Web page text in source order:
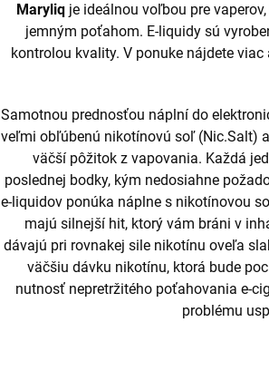
Maryliqje ideálnou voľbou pre
jemným poťahom. E-liquidy sú
kontrolou kvality. V ponuke nájdete
Samotnou prednosťou náplní do
veľmi obľúbenú nikotínovú soľ (Nic.Salt)
väčší pôžitok z vapovania. Každá
poslednej bodky, kým nedosiahne
e-liquidov ponúka náplne s nikotínovou
majú silnejší hit, ktorý vám bráni v
dávajú pri rovnakej sile nikotínu oveľa
väčšiu dávku nikotínu, ktorá bude
nutnosť nepretržitého poťahovania e-
problému